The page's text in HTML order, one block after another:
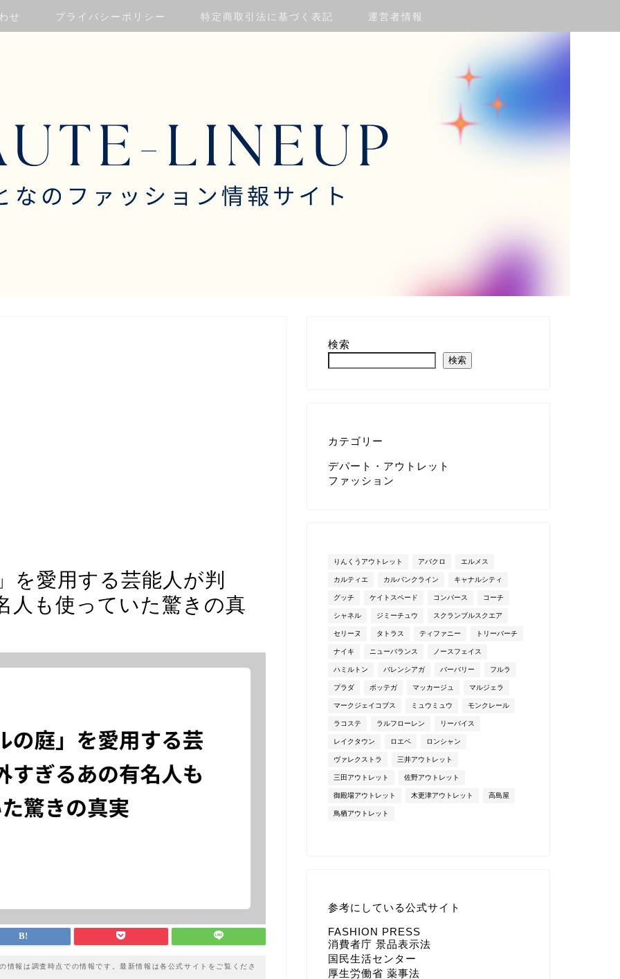
せ プライバシーポリシー 特定商取引法に基づく表記 運営者情報
を愛用する芸能人が判
人も使っていた驚きの真
報は調査時点での情報です。最新情報は各公式サイトをご覧くださ
検索
検索
カテゴリー
デパート・アウトレット
ファッション
りんくうアウトレット アバクロ エルメス
カルティエ カルバンクライン キャナルシティ
グッチ ケイトスペード コンバース コーチ
シャネル ジミーチュウ スクランブルスクエア
セリーヌ タトラス ティファニー トリーバーチ
ナイキ ニューバランス ノースフェイス
ハミルトン バレンシアガ バーバリー フルラ
プラダ ボッテガ マッカージュ マルジェラ
マークジェイコブス ミュウミュウ モンクレール
ラコステ ラルフローレン リーバイス
レイクタウン ロエベ ロンシャン
ヴァレクストラ 三井アウトレット
三田アウトレット 佐野アウトレット
御殿場アウトレット 木更津アウトレット 高島屋
鳥栖アウトレット
参考にしている公式サイト
FASHION PRESS
消費者庁 景品表示法
国民生活センター
厚生労働省 薬事法